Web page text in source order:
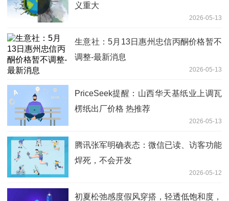
义重大
2026-05-13
生意社：5月13日惠州忠信丙酮价格暂不
调整-最新消息
2026-05-13
PriceSeek提醒：山西华天基纸业上调瓦
楞纸出厂价格 热推荐
2026-05-13
腾讯张军明确表态：微信已读、访客功能
焊死，不会开发
2026-05-12
初夏松弛感度假风穿搭，轻透低饱和度，